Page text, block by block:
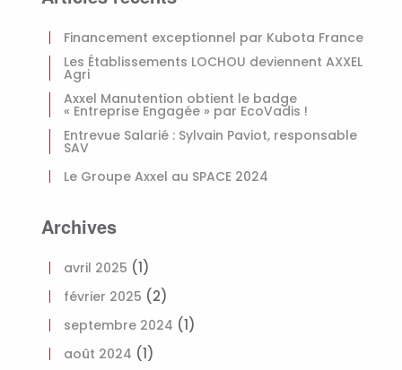
Financement exceptionnel par Kubota France
Les Établissements LOCHOU deviennent AXXEL
Agri
Axxel Manutention obtient le badge
« Entreprise Engagée » par EcoVadis !
Entrevue Salarié : Sylvain Paviot, responsable
SAV
Le Groupe Axxel au SPACE 2024
Archives
avril 2025 (1)
février 2025 (2)
septembre 2024 (1)
août 2024 (1)